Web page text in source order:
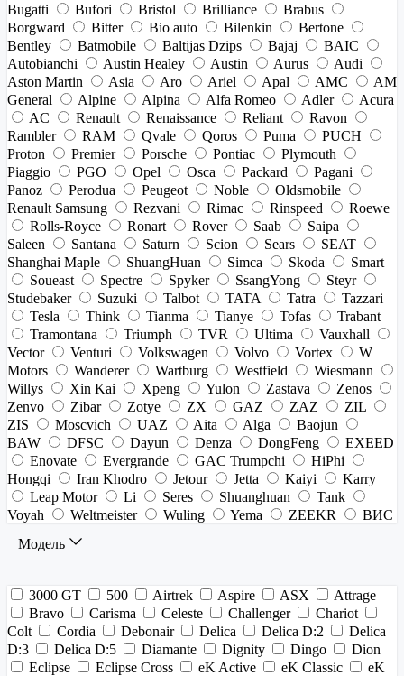
Bugatti
Bufori Bristol Brilliance
Brabus
Borgward
Bitter Bio auto Bilenkin
Bertone
Bentley
Batmobile Baltijas Dzips Bajaj
BAIC
Autobianchi
Austin Healey Austin Aurus
Audi
Aston Martin
Asia Aro Ariel Apal AMC
AM
General
Alpine Alpina Alfa Romeo Adler
Acura
AC
Renault Renaissance Reliant
Ravon
Rambler
RAM Qvale Qoros Puma
PUCH
Proton
Premier Porsche Pontiac
Plymouth
Piaggio
PGO Opel Osca Packard
Pagani
Panoz
Perodua Peugeot Noble
Oldsmobile
Renault Samsung
Rezvani Rimac Rinspeed
Roewe
Rolls-Royce
Ronart Rover Saab
Saipa
Saleen
Santana Saturn Scion Sears
SEAT
Shanghai Maple
ShuangHuan Simca Skoda
Smart
Soueast
Spectre Spyker SsangYong
Steyr
Studebaker
Suzuki Talbot TATA Tatra
Tazzari
Tesla
Think Tianma Tianye Tofas
Trabant
Tramontana
Triumph TVR Ultima
Vauxhall
Vector
Venturi Volkswagen Volvo Vortex
W
Motors
Wanderer Wartburg Westfield
Wiesmann
Willys
Xin Kai Xpeng Yulon Zastava
Zenos
Zenvo
Zibar Zotye ZX GAZ ZAZ
ZIL
ZIS
Moscvich UAZ Aita Alga
Baojun
BAW
DFSC Dayun Denza DongFeng
EXEED
Enovate
Evergrande GAC Trumpchi
HiPhi
Hongqi
Iran Khodro Jetour Jetta Kaiyi
Karry
Leap Motor
Li Seres Shuanghuan
Tank
Voyah
Weltmeister Wuling Yema ZEEKR
ВИС
Модель
3000 GT 500 Airtrek Aspire ASX
Attrage
Bravo
Carisma Celeste Challenger
Chariot
Colt
Cordia Debonair Delica Delica D:2
Delica
D:3
Delica D:5 Diamante Dignity Dingo
Dion
Eclipse
Eclipse Cross eK Active eK Classic
eK